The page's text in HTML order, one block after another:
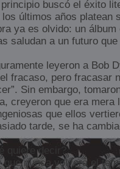
buscó el éxito
últimos años platean
ya es olvido: un
saludan a un futuro
leyeron a Bob
fracaso, pero fracasar
Sin embargo,
creyeron que era mera
que ellos
tarde, se ha
quiere decir?
nunca volverá el